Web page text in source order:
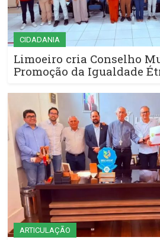
CIDADANIA
Limoeiro cria Conselho
Promoção da Igualdade
ARTICULAÇÃO